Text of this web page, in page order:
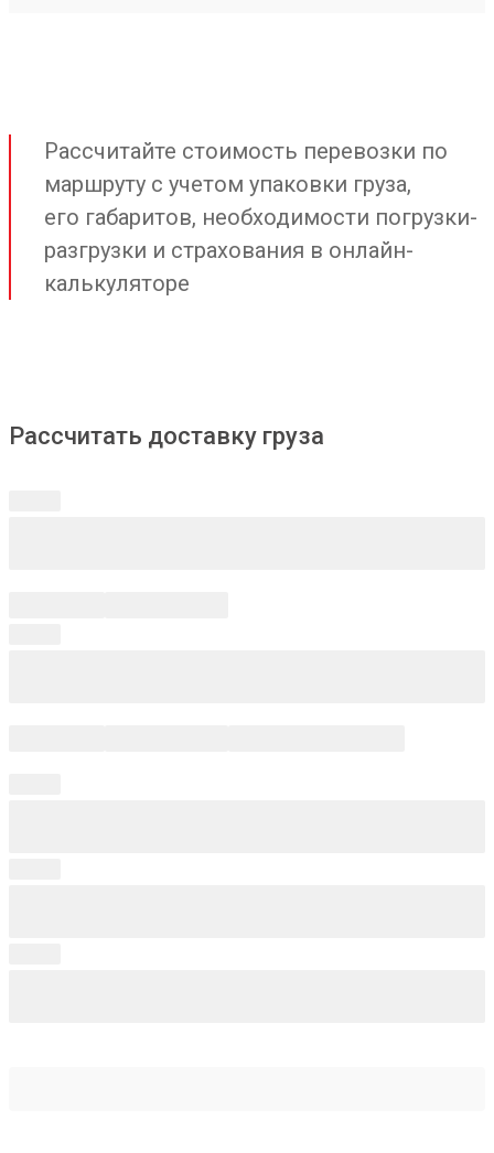
Рассчитайте стоимость перевозки по
маршруту с учетом упаковки груза,
его габаритов, необходимости погрузки-
разгрузки и страхования в онлайн-
калькуляторе
Рассчитать доставку груза